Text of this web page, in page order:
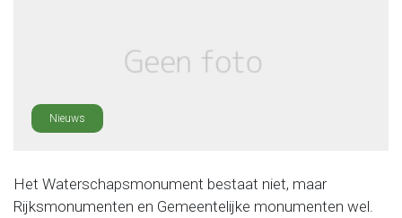
Nieuws
Het Waterschapsmonument bestaat niet, maar
Rijksmonumenten en Gemeentelijke monumenten wel.